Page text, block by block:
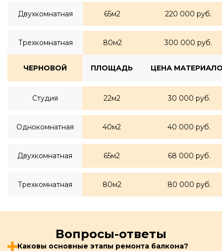
Двухкомнатная 65м2 220 000 руб.
Трехкомнатная 80м2 300 000 руб.
ЧЕРНОВОЙ ПЛОЩАДЬ ЦЕНА
Студия 22м2 30 000 руб.
Однокомнатная 40м2 40 000 руб.
Двухкомнатная 65м2 68 000 руб.
Трехкомнатная 80м2 80 000 руб.
Вопросы-ответы
Каковы основные этапы ремонта балкона?